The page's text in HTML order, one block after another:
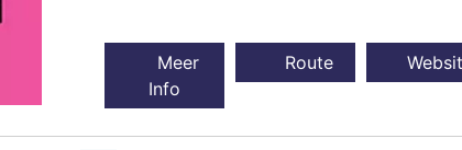
Meer
Info
Route